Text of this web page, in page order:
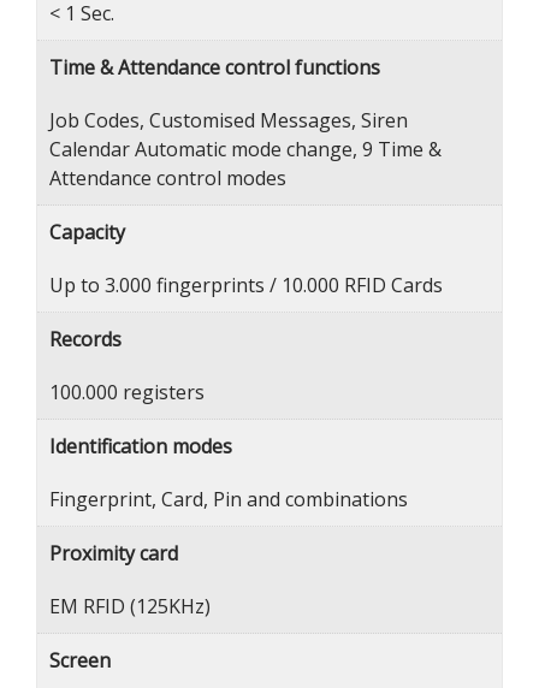
< 1 Sec.
Time & Attendance control functions
Job Codes, Customised Messages, Siren
Calendar Automatic mode change, 9 Time &
Attendance control modes
Capacity
Up to 3.000 fingerprints / 10.000 RFID Cards
Records
100.000 registers
Identification modes
Fingerprint, Card, Pin and combinations
Proximity card
EM RFID (125KHz)
Screen